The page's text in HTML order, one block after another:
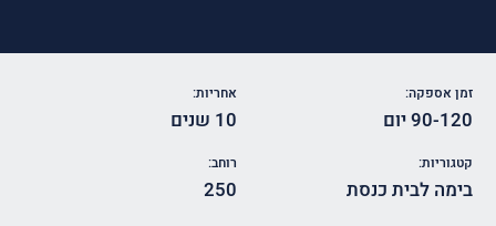
זמן אספקה:
90-120 יום
אחריות:
10 שנים
קטגוריות:
בימה לבית כנסת
רוחב:
250